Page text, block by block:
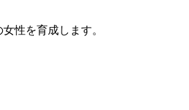
性を育成します。